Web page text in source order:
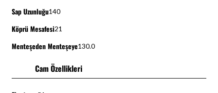
Sap Uzunluğu140
Köprü Mesafesi21
Menteşeden Menteşeye130.0
Cam Özellikleri